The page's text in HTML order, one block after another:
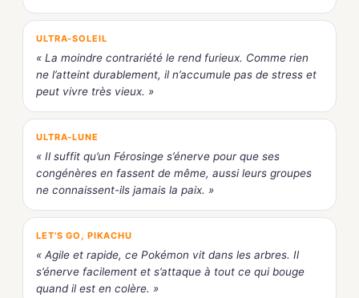
ULTRA-SOLEIL
« La moindre contrariété le rend furieux. Comme rien
ne l’atteint durablement, il n’accumule pas de stress et
peut vivre très vieux. »
ULTRA-LUNE
« Il suffit qu’un Férosinge s’énerve pour que ses
congénères en fassent de même, aussi leurs groupes
ne connaissent-ils jamais la paix. »
LET'S GO, PIKACHU
« Agile et rapide, ce Pokémon vit dans les arbres. Il
s’énerve facilement et s’attaque à tout ce qui bouge
quand il est en colère. »